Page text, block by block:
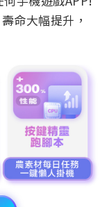
命大幅提升，